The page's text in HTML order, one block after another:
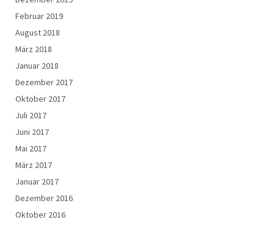
Februar 2019
August 2018
März 2018
Januar 2018
Dezember 2017
Oktober 2017
Juli 2017
Juni 2017
Mai 2017
März 2017
Januar 2017
Dezember 2016
Oktober 2016